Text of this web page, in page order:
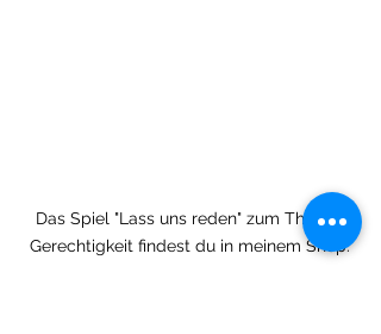
Das Spiel "Lass uns reden" zum Thema
Gerechtigkeit findest du in meinem Shop.